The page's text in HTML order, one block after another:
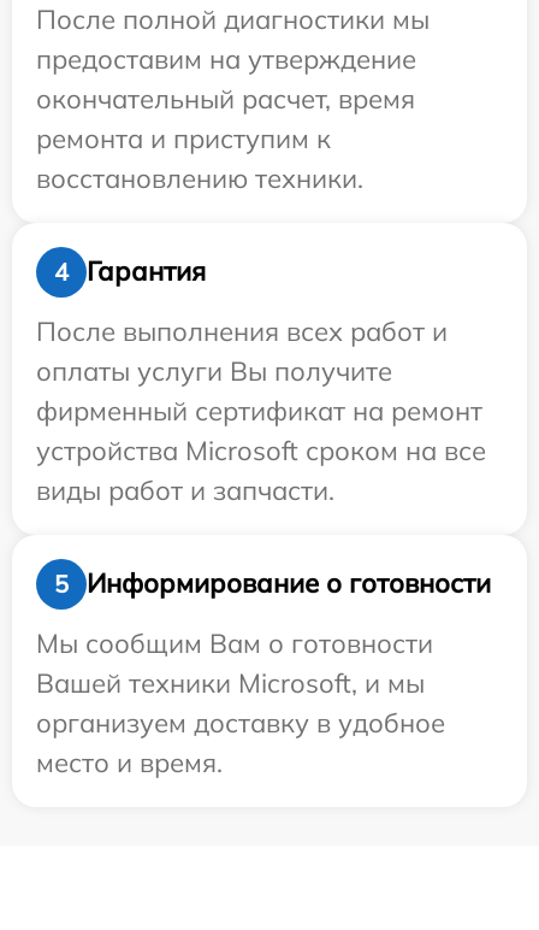
После полной диагностики мы
предоставим на утверждение
окончательный расчет, время
ремонта и приступим к
восстановлению техники.
4
Гарантия
После выполнения всех работ и
оплаты услуги Вы получите
фирменный сертификат на ремонт
устройства Microsoft сроком на все
виды работ и запчасти.
5
Информирование о готовности
Мы сообщим Вам о готовности
Вашей техники Microsoft, и мы
организуем доставку в удобное
место и время.